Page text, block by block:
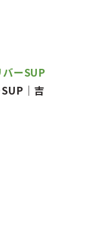
バーSUP
｜吉